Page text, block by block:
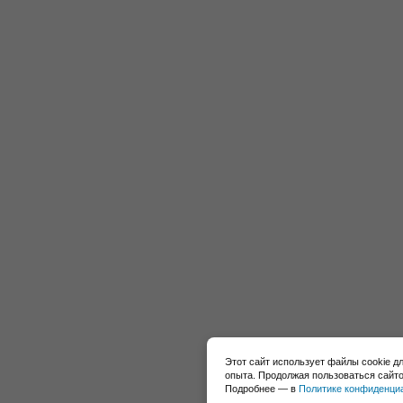
Этот сайт использует файлы cookie
опыта. Продолжая пользоваться
Подробнее — в Политике